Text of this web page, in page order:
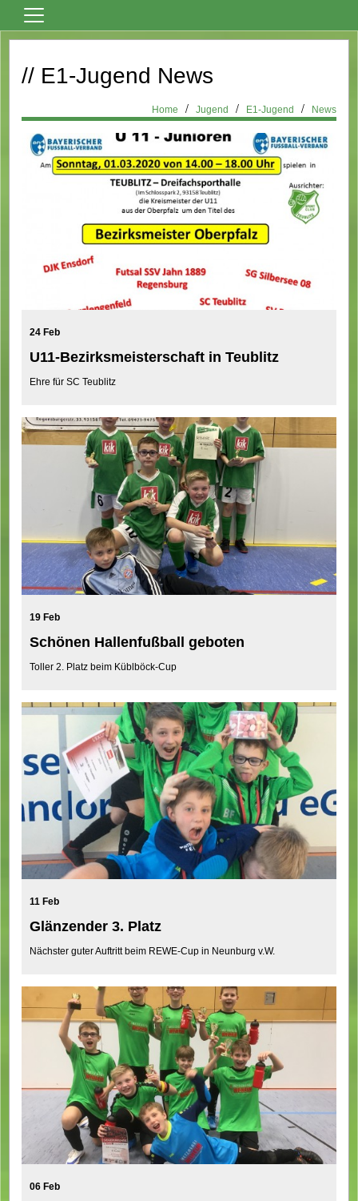
Vereinsnews
Billard
Kontaktformular
Formulare
// E1-Jugend News
Home Jugend E1-Jugend News
24 Feb
U11-Bezirksmeisterschaft in Teublitz
Ehre für SC Teublitz
19 Feb
Schönen Hallenfußball geboten
Toller 2. Platz beim Küblböck-Cup
11 Feb
Glänzender 3. Platz
Nächster guter Auftritt beim REWE-Cup in Neunburg v.W.
06 Feb